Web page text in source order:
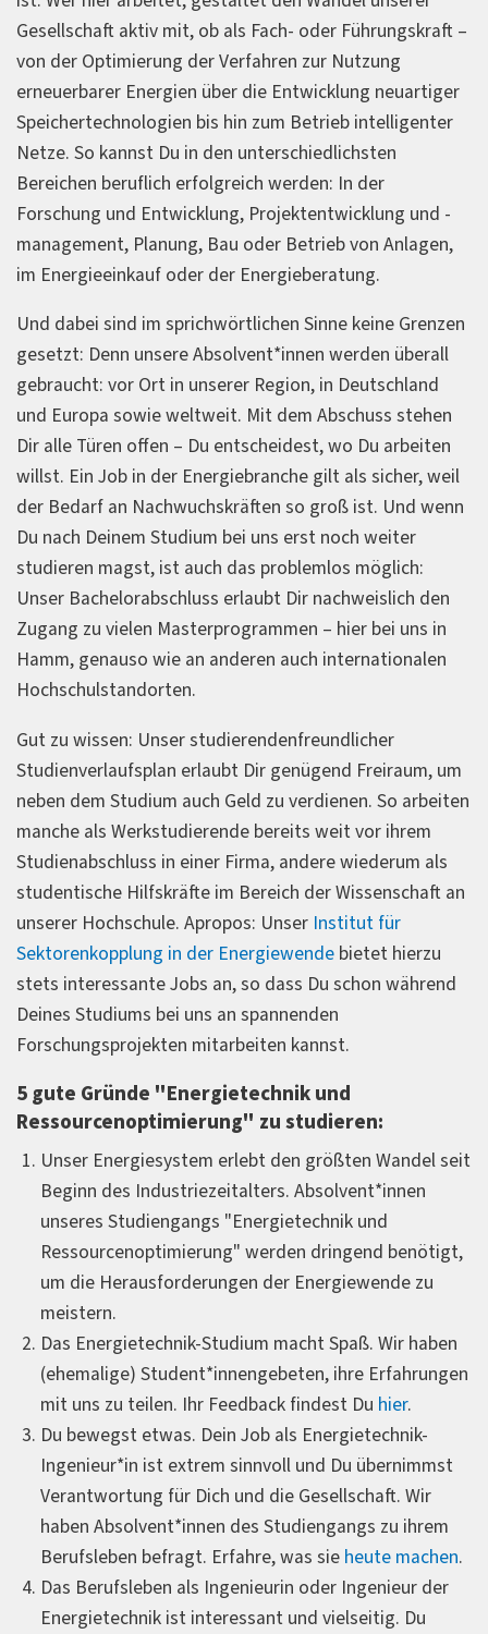
Gesellschaft aktiv mit, ob als Fach- oder Führungskraft –
von der Optimierung der Verfahren zur Nutzung
erneuerbarer Energien über die Entwicklung neuartiger
Speichertechnologien bis hin zum Betrieb intelligenter
Netze. So kannst Du in den unterschiedlichsten
Bereichen beruflich erfolgreich werden: In der
Forschung und Entwicklung, Projektentwicklung und -
management, Planung, Bau oder Betrieb von Anlagen,
im Energieeinkauf oder der Energieberatung.
Und dabei sind im sprichwörtlichen Sinne keine Grenzen
gesetzt: Denn unsere Absolvent*innen werden überall
gebraucht: vor Ort in unserer Region, in Deutschland
und Europa sowie weltweit. Mit dem Abschuss stehen
Dir alle Türen offen – Du entscheidest, wo Du arbeiten
willst. Ein Job in der Energiebranche gilt als sicher, weil
der Bedarf an Nachwuchskräften so groß ist. Und wenn
Du nach Deinem Studium bei uns erst noch weiter
studieren magst, ist auch das problemlos möglich:
Unser Bachelorabschluss erlaubt Dir nachweislich den
Zugang zu vielen Masterprogrammen – hier bei uns in
Hamm, genauso wie an anderen auch internationalen
Hochschulstandorten.
Gut zu wissen: Unser studierendenfreundlicher
Studienverlaufsplan erlaubt Dir genügend Freiraum, um
neben dem Studium auch Geld zu verdienen. So arbeiten
manche als Werkstudierende bereits weit vor ihrem
Studienabschluss in einer Firma, andere wiederum als
studentische Hilfskräfte im Bereich der Wissenschaft an
unserer Hochschule. Apropos: Unser Institut für
Sektorenkopplung in der Energiewende bietet hierzu
stets interessante Jobs an, so dass Du schon während
Deines Studiums bei uns an spannenden
Forschungsprojekten mitarbeiten kannst.
5 gute Gründe "Energietechnik und
Ressourcenoptimierung" zu studieren:
Unser Energiesystem erlebt den größten Wandel seit
Beginn des Industriezeitalters. Absolvent*innen
unseres Studiengangs "Energietechnik und
Ressourcenoptimierung" werden dringend benötigt,
um die Herausforderungen der Energiewende zu
meistern.
Das Energietechnik-Studium macht Spaß. Wir haben
(ehemalige) Student*innengebeten, ihre Erfahrungen
mit uns zu teilen. Ihr Feedback findest Du hier.
Du bewegst etwas. Dein Job als Energietechnik-
Ingenieur*in ist extrem sinnvoll und Du übernimmst
Verantwortung für Dich und die Gesellschaft. Wir
haben Absolvent*innen des Studiengangs zu ihrem
Berufsleben befragt. Erfahre, was sie heute machen.
Das Berufsleben als Ingenieurin oder Ingenieur der
Energietechnik ist interessant und vielseitig. Du